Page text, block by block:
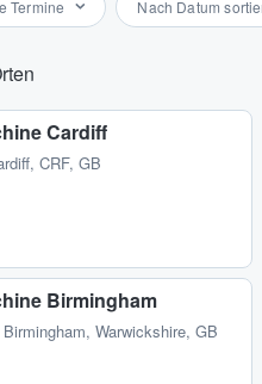
Termine Nach Datum
Cardiff
CRF, GB
Birmingham
Birmingham, Warwickshire, GB